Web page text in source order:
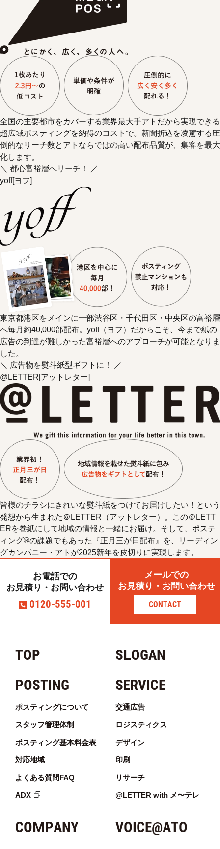
全国の主要都市をカバーする業界最大手アトだから実現できる
超広域ポスティングを納得のコストで。新聞折込を凌駕する圧
倒的なリーチ数とアトならではの高い配布品質が、集客を最大
化します。
＼ 都心富裕層へリーチ！ ／
yoff[ヨフ]
東京都港区をメインに一部渋谷区・千代田区・中央区の富裕層
へ毎月約40,000部配布。yoff（ヨフ）だからこそ、今まで紙の
広告の到達が難しかった富裕層へのアプローチが可能となりま
した。
＼ 広告物を熨斗紙型ギフトに！ ／
@LETTER[アットレター]
皆様のチラシにきれいな熨斗紙をつけてお届けしたい！という
発想から生まれた＠LETTER（アットレター）。この＠LETT
ERを巻紙にして地域の情報と一緒にお届け。そして、ポステ
ィング®の課題でもあった『正月三が日配布』を、リーディン
グカンパニー・アトが2025新年を皮切りに実現します。
お電話での
お見積り・お問い合わせ
0120-555-001
メールでの
お見積り・お問い合わせ
CONTACT
TOP
SLOGAN
POSTING
ポスティングについて
スタッフ管理体制
ポスティング基本料金表
対応地域
よくある質問FAQ
ADX
SERVICE
交通広告
ロジスティクス
デザイン
印刷
リサーチ
@LETTER with メ〜テレ
COMPANY
VOICE@ATO